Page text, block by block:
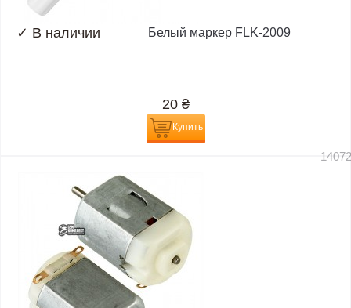
✓ В наличии Белый маркер FLK-2009
20 ₴
Купить